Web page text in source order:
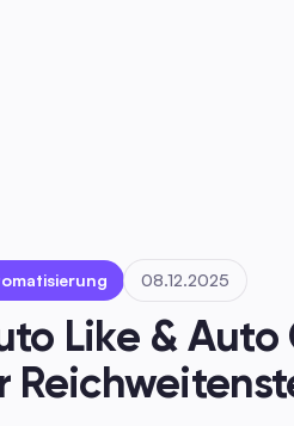
08.12.2025
Like &